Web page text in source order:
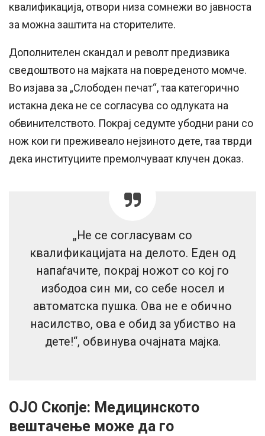
квалификација, отвори низа сомнежи во јавноста
за можна заштита на сторителите.
Дополнителен скандал и револт предизвика
сведоштвото на мајката на повреденото момче.
Во изјава за „Слободен печат“, таа категорично
истакна дека не се согласува со одлуката на
обвинителството. Покрај седумте убодни рани со
нож кои ги преживеало нејзиното дете, таа тврди
дека институциите премолчуваат клучен доказ.
„Не се согласувам со
квалификацијата на делото. Еден од
напаѓачите, покрај ножот со кој го
избодоа син ми, со себе носел и
автоматска пушка. Ова не е обично
насилство, ова е обид за убиство на
дете!“, обвинува очајната мајка.
ОЈО Скопје: Медицинското
вештачење може да го